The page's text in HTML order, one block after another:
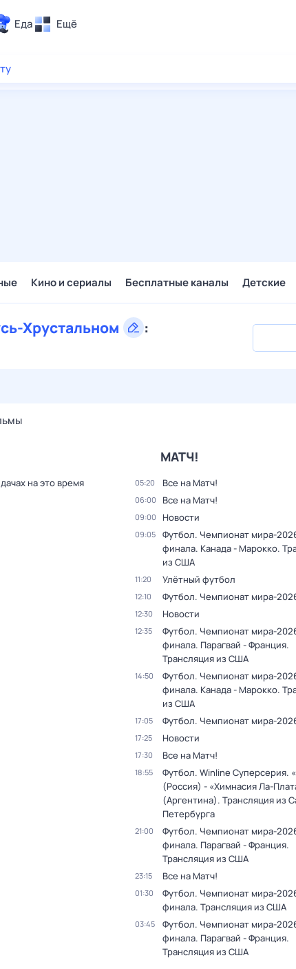
Еда Ещё
Кино и сериалы Бесплатные каналы Детские
Хрустальном
:
на это время
МАТЧ!
05:20 Все на Матч!
06:00 Все на Матч!
09:00 Новости
09:05
Футбол. Чемпионат мира-
финала. Канада - Марокко.
из США
11:20 Улётный футбол
12:10 Футбол. Чемпионат мира-
12:30 Новости
12:35
Футбол. Чемпионат мира-
финала. Парагвай - Франция.
Трансляция из США
14:50
Футбол. Чемпионат мира-
финала. Канада - Марокко.
из США
17:05 Футбол. Чемпионат мира-
17:25 Новости
17:30 Все на Матч!
18:55
Футбол. Winline Суперсерия.
(Россия) - «Химнасия Ла-
(Аргентина). Трансляция из
Петербурга
21:00
Футбол. Чемпионат мира-
финала. Парагвай - Франция.
Трансляция из США
23:15 Все на Матч!
01:30
Футбол. Чемпионат мира-
финала. Трансляция из США
03:45
Футбол. Чемпионат мира-
финала. Парагвай - Франция.
Трансляция из США